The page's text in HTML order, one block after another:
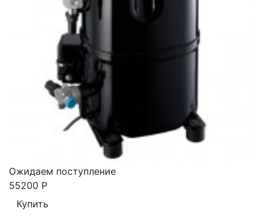
Ожидаем поступление
55200 Р